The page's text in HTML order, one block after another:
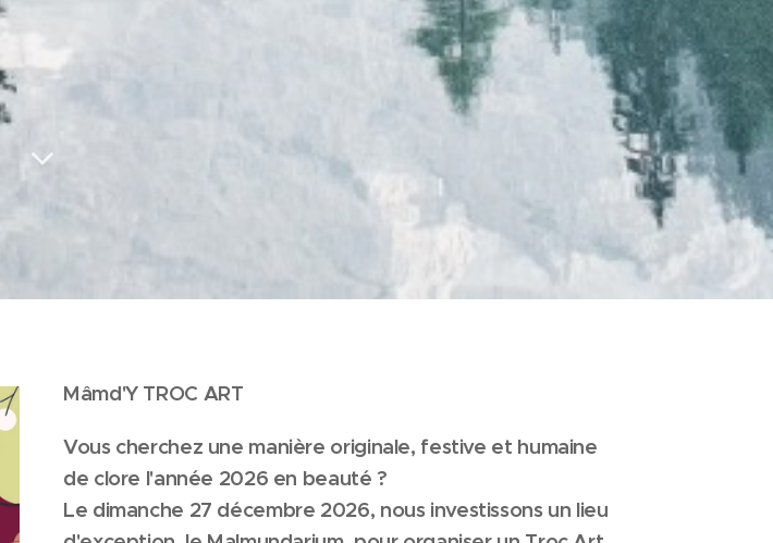
Mâmd'Y TROC ART
Vous cherchez une manière originale, festive et humaine
de clore l'année 2026 en beauté ?
Le dimanche 27 décembre 2026, nous investissons un lieu